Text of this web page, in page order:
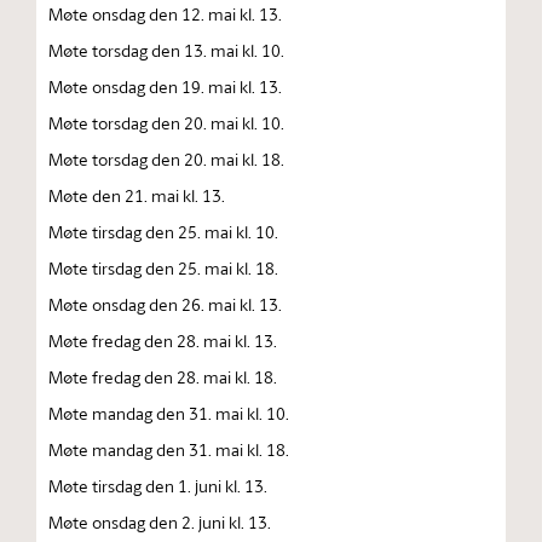
Møte onsdag den 12. mai kl. 13.
Møte torsdag den 13. mai kl. 10.
Møte onsdag den 19. mai kl. 13.
Møte torsdag den 20. mai kl. 10.
Møte torsdag den 20. mai kl. 18.
Møte den 21. mai kl. 13.
Møte tirsdag den 25. mai kl. 10.
Møte tirsdag den 25. mai kl. 18.
Møte onsdag den 26. mai kl. 13.
Møte fredag den 28. mai kl. 13.
Møte fredag den 28. mai kl. 18.
Møte mandag den 31. mai kl. 10.
Møte mandag den 31. mai kl. 18.
Møte tirsdag den 1. juni kl. 13.
Møte onsdag den 2. juni kl. 13.